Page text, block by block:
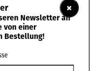
×
Newsletter an
von einer
Bestellung!